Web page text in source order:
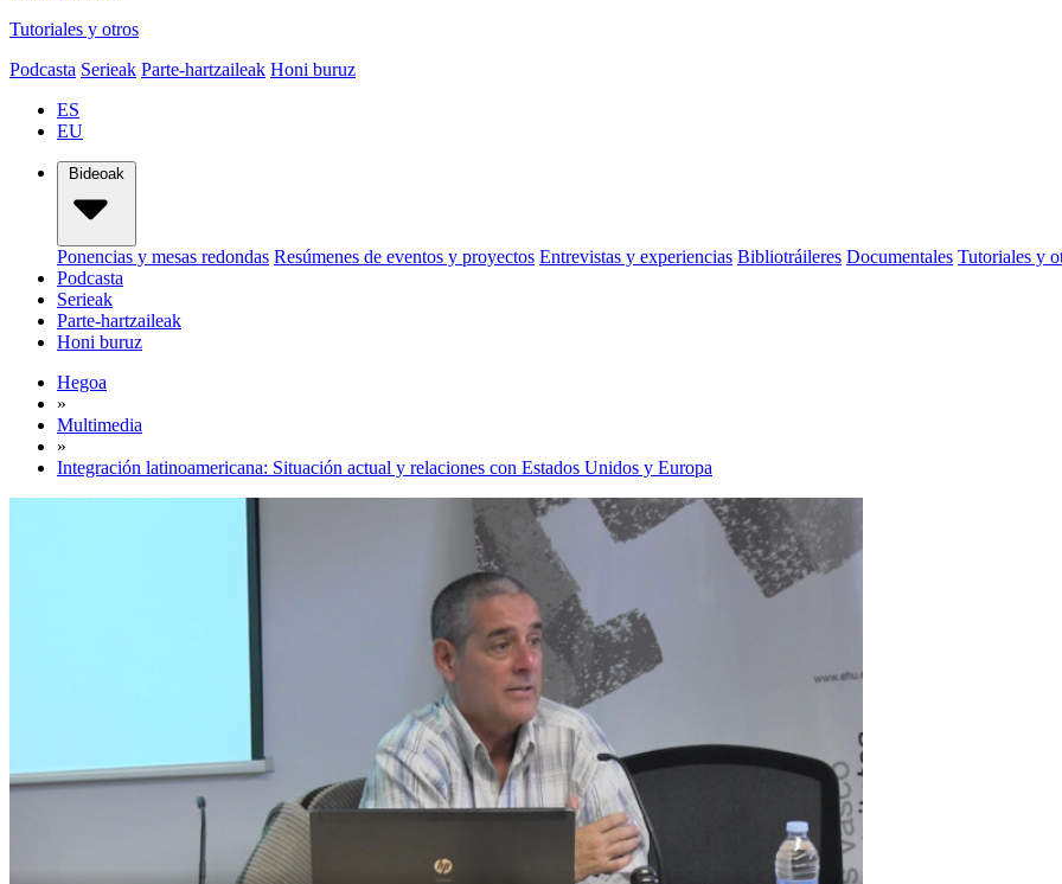
Tutoriales y otros
Podcasta Serieak Parte-hartzaileak Honi buruz
ES
EU
Bideoak
Ponencias y mesas redondas Resúmenes de eventos y proyectos Entrevistas y experiencias Bibliotráileres Documentales Tutoriales y
Podcasta
Serieak
Parte-hartzaileak
Honi buruz
Hegoa
»
Multimedia
»
Integración latinoamericana: Situación actual y relaciones con Estados Unidos y Europa